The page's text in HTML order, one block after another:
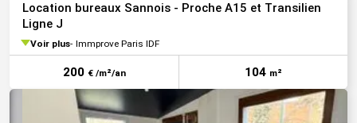
Location bureaux Sannois - Proche A15 et Transilien
Ligne J
Voir plus Immprove Paris IDF
200 € /m²/an 104 m²